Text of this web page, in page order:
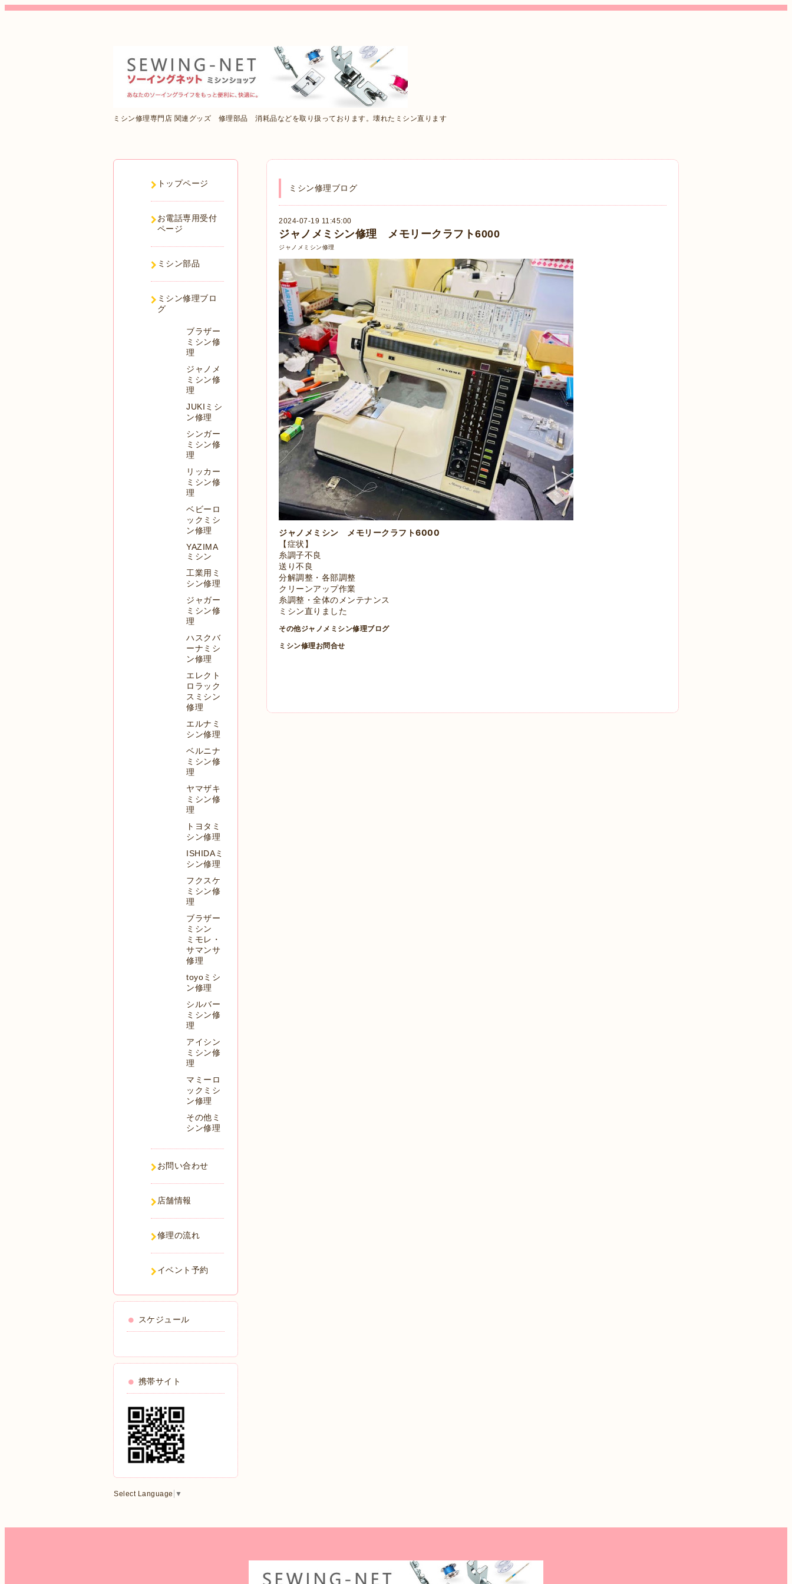
ミシン修理専門店 関連グッズ 修理部品 消耗品などを取り扱っております。壊れたミシン直ります
ミシン修理ブログ
2024-07-19 11:45:00
ジャノメミシン修理 メモリークラフト6000
ジャノメミシン修理
ジャノメミシン メモリークラフト6000
【症状】
糸調子不良
送り不良
分解調整・各部調整
クリーンアップ作業
糸調整・全体のメンテナンス
ミシン直りました
その他ジャノメミシン修理ブログ
ミシン修理お問合せ
トップページ
お電話専用受付
ページ
ミシン部品
ミシン修理ブロ
グ
ブラザー
ミシン修
理
ジャノメ
ミシン修
理
JUKIミシ
ン修理
シンガー
ミシン修
理
リッカー
ミシン修
理
ベビーロ
ックミシ
ン修理
YAZIMA
ミシン
工業用ミ
シン修理
ジャガー
ミシン修
理
ハスクバ
ーナミシ
ン修理
エレクト
ロラック
スミシン
修理
エルナミ
シン修理
ベルニナ
ミシン修
理
ヤマザキ
ミシン修
理
トヨタミ
シン修理
ISHIDAミ
シン修理
フクスケ
ミシン修
理
ブラザー
ミシン
ミモレ・
サマンサ
修理
toyoミシ
ン修理
シルバー
ミシン修
理
アイシン
ミシン修
理
マミーロ
ックミシ
ン修理
その他ミ
シン修理
お問い合わせ
店舗情報
修理の流れ
イベント予約
スケジュール
携帯サイト
Select Language ▼